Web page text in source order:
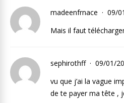
madeenfrnace
09/
Mais il faut
sephirothff
09/01/
vu que j’ai la vague
de te payer ma tête ,